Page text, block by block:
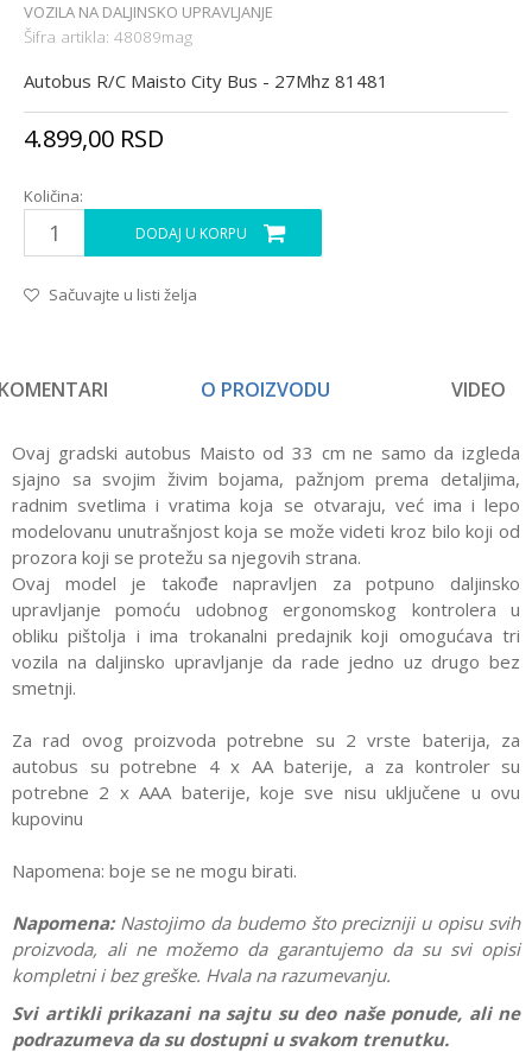
VOZILA NA DALJINSKO UPRAVLJANJE
Šifra artikla: 48089mag
Autobus R/C Maisto City Bus - 27Mhz 81481
4.899,00 RSD
Količina:
DODAJ U KORPU
Sačuvajte u listi želja
O PROIZVODU VIDEO
Ovaj gradski autobus Maisto od 33 cm ne samo da izgleda
sjajno sa svojim živim bojama, pažnjom prema detaljima,
radnim svetlima i vratima koja se otvaraju, već ima i lepo
modelovanu unutrašnjost koja se može videti kroz bilo koji od
prozora koji se protežu sa njegovih strana.
Ovaj model je takođe napravljen za potpuno daljinsko
upravljanje pomoću udobnog ergonomskog kontrolera u
obliku pištolja i ima trokanalni predajnik koji omogućava tri
vozila na daljinsko upravljanje da rade jedno uz drugo bez
smetnji.
Za rad ovog proizvoda potrebne su 2 vrste baterija, za
autobus su potrebne 4 x AA baterije, a za kontroler su
potrebne 2 x AAA baterije, koje sve nisu uključene u ovu
kupovinu
Napomena: boje se ne mogu birati.
Napomena: Nastojimo da budemo što precizniji u opisu svih
proizvoda, ali ne možemo da garantujemo da su svi opisi
kompletni i bez greške. Hvala na razumevanju.
Svi artikli prikazani na sajtu su deo naše ponude, ali ne
podrazumeva da su dostupni u svakom trenutku.